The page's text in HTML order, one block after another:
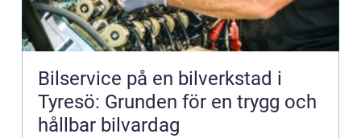
Bilservice på en bilverkstad i
Tyresö: Grunden för en trygg och
hållbar bilvardag